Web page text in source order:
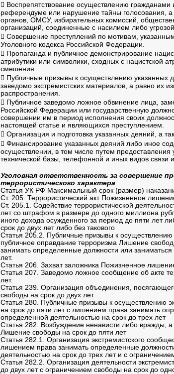
 Воспрепятствование осуществлению гражданами
референдуме или нарушение тайны голосования, а
органов, ОМСУ, избирательных комиссий,
организаций, соединенные с насилием либо
 Совершение преступлений по мотивам,
Уголовного кодекса Российской Федерации.
 Пропаганда и публичное демонстрирование
атрибутики или символики, сходных с нацистской
смешения.
 Публичные призывы к осуществлению указанных
заведомо экстремистских материалов, а равно их
распространения.
 Публичное заведомо ложное обвинение лица,
Российской Федерации или государственную
совершении им в период исполнения своих
настоящей статье и являющихся преступлением.
 Организация и подготовка указанных деяний, а
 Финансирование указанных деяний либо иное
осуществлении, в том числе путем
технической базы, телефонной и иных видов связи
Уголовная ответственность за совершение
террористического характера
Статья УК РФ Максимальный срок (размер)
Ст. 205. Террористический акт Пожизненное
Ст. 205.1. Содействие террористической
лет со штрафом в размере до одного миллиона
иного дохода осужденного за период до пяти лет
срок до двух лет либо без такового
Статья 205.2. Публичные призывы к осуществлению
публичное оправдание терроризма Лишение
занимать определенные должности или
лет.
Статья 206. Захват заложника Пожизненное
Статья 207. Заведомо ложное сообщение об акте
лет.
Статья 239. Организация объединения,
свободы на срок до двух лет
Статья 280. Публичные призывы к осуществлению
на срок до пяти лет с лишением права занимать
определенной деятельностью на срок до трех лет
Статья 282. Возбуждение ненависти либо вражды, а
Лишение свободы на срок до пяти лет
Статья 282.1. Организация экстремистского
лишением права занимать определенные
деятельностью на срок до трех лет и с
Статья 282.2. Организация деятельности
до двух лет с ограничением свободы на срок до